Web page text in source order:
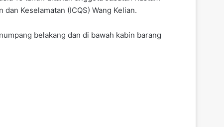
Keselamatan (ICQS) Wang Kelian.
belakang dan di bawah kabin barang